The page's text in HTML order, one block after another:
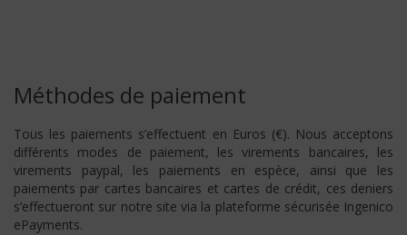
Méthodes de paiement
Tous les paiements s’effectuent en Euros (€). Nous acceptons
différents modes de paiement, les virements bancaires, les
virements paypal, les paiements en espèce, ainsi que les
paiements par cartes bancaires et cartes de crédit, ces deniers
s’effectueront sur notre site via la plateforme sécurisée Ingenico
ePayments.